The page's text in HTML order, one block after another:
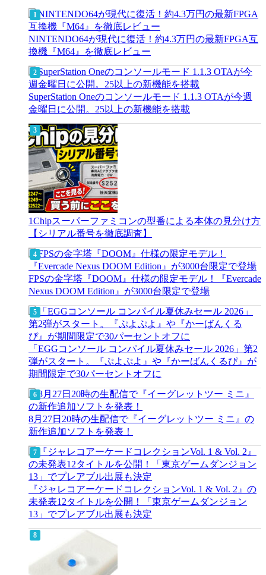
NINTENDO64が現代に復活！約4.3万円の最新FPGA互
換機『M64』を徹底レビュー
SuperStation Oneのコンソールモード 1.1.3 OTAが今週
金曜日に公開。25以上の新機能を搭載
1Chipスーパーファミコンの型番による本体の見分け方
【シリアル番号を徹底調査】
FPSの金字塔『DOOM』仕様の限定モデル！『Evercade
Nexus DOOM Edition』が3000台限定で登場
「EGGコンソール コンパイル夏休みセール 2026」第2
弾がスタート。『ぷよぷよ』や『かーばんくるぴ』が
期間限定で30パーセントオフに
8月27日20時の生配信で『イーグレットツー ミニ』の
新作追加ソフトを発表！
『ジャレコアーケードコレクションVol. 1 & Vol. 2』の
未発表12タイトルを公開！「東京ゲームダンジョン
13」でプレアブル出展も決定